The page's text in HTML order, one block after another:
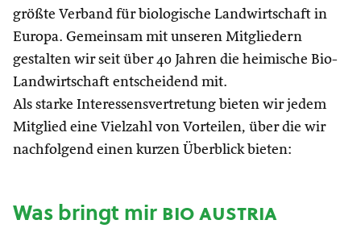
größte Verband für biologische Landwirtschaft in
Europa. Gemeinsam mit unseren Mitgliedern
gestalten wir seit über 40 Jahren die heimische Bio-
Landwirtschaft entscheidend mit.
Als starke Interessensvertretung bieten wir jedem
Mitglied eine Vielzahl von Vorteilen, über die wir
nachfolgend einen kurzen Überblick bieten:
Was bringt mirbio austria